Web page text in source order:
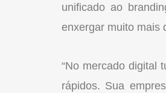
unificado ao
enxergar muito mais
“No mercado digital
rápidos. Sua